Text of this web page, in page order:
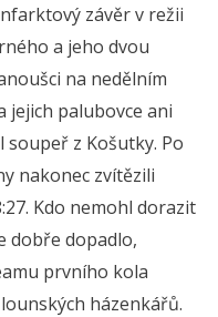
závěr v režii
a jeho dvou
na nedělním
jejich palubovce ani
z Košutky. Po
nakonec zvítězili
Kdo nemohl dorazit
dobře dopadlo,
prvního kola
házenkářů.